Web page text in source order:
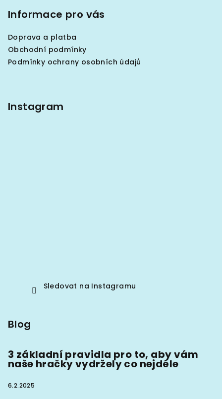
Informace pro vás
Doprava a platba
Obchodní podmínky
Podmínky ochrany osobních údajů
Instagram
Sledovat na Instagramu
Blog
3 základní pravidla pro to, aby vám
naše hračky vydržely co nejdéle
6.2.2025